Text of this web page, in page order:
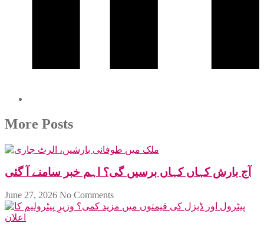
More Posts
آج بارش کہاں کہاں برسیں گی؟ اہم خبر سامنے آ گئی
June 27, 2026 No Comments